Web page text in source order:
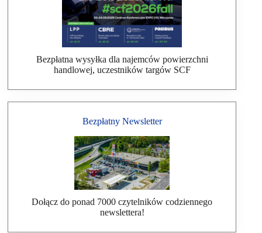
Bezpłatna wysyłka dla najemców powierzchni
handlowej, uczestników targów SCF
Bezpłatny Newsletter
Dołącz do ponad 7000 czytelników codziennego
newslettera!